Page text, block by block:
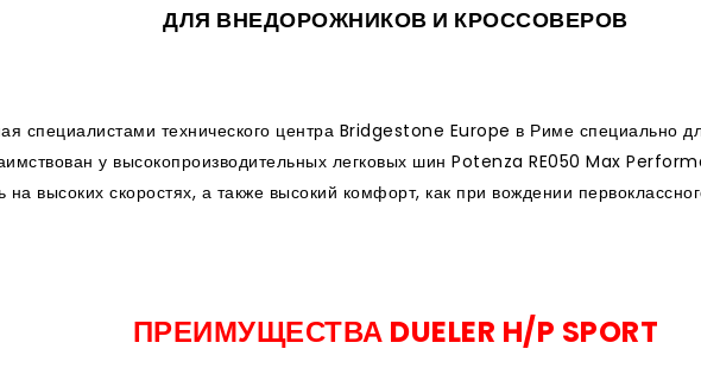
ДЛЯ ВНЕДОРОЖНИКОВ И КРОССОВЕРОВ
специалистами технического центра Bridgestone Europe в Риме специально
у высокопроизводительных легковых шин Potenza RE050 Max
на высоких скоростях, а также высокий комфорт, как при вождении
ПРЕИМУЩЕСТВА DUELER H/P SPORT